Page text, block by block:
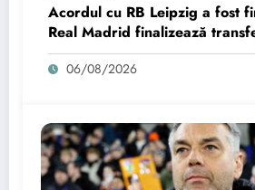
Acordul cu RB Leipzig a fost
Real Madrid finalizează
Diomande.
06/08/2026